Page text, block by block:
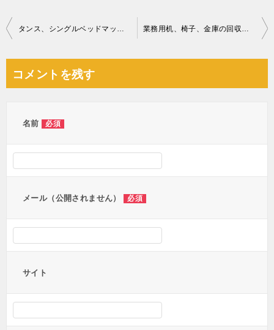
投
ビ
タンス、シングルベッドマットレス、ダブルベッドマットレス等の回収 業務用机、椅子、金庫の回収・処分ご依頼 お客様の声
コメントを残す
名前 必須
メール（公開されません） 必須
サイト